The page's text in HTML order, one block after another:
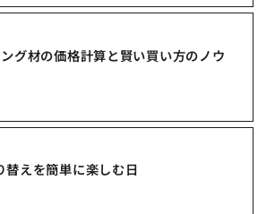
グ材の価格計算と賢い買い方のノウ
替えを簡単に楽しむ日